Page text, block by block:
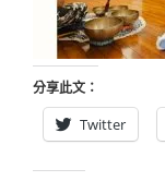
分享此文：
Twitter